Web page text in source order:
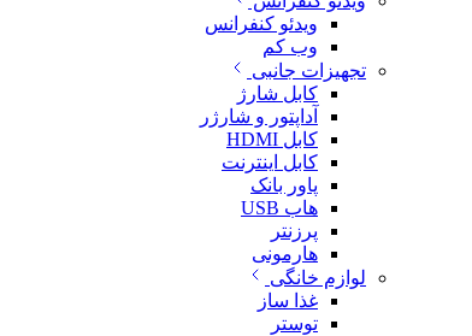
ویدئو کنفرانس
وب کم
تجهیزات جانبی
کابل شارژ
آداپتور و شارژر
کابل HDMI
کابل اینترنت
پاور بانک
هاب USB
پرزنتر
هارمونی
لوازم خانگی
غذا ساز
توستر